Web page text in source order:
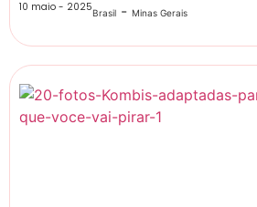
10 maio - 2025Brasil - Minas Gerais